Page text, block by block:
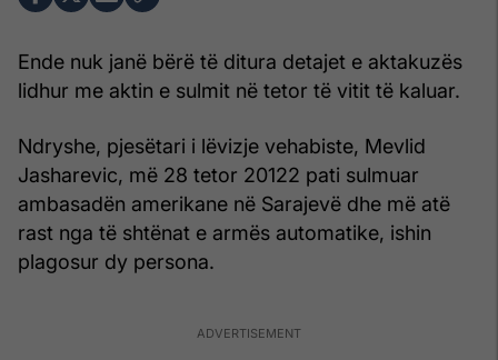
Ende nuk janë bërë të ditura detajet e aktakuzës
lidhur me aktin e sulmit në tetor të vitit të kaluar.
Ndryshe, pjesëtari i lëvizje vehabiste, Mevlid
Jasharevic, më 28 tetor 20122 pati sulmuar
ambasadën amerikane në Sarajevë dhe më atë
rast nga të shtënat e armës automatike, ishin
plagosur dy persona.